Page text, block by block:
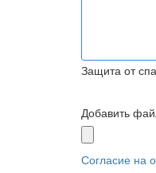
Защита от
Добавить
Согласие на